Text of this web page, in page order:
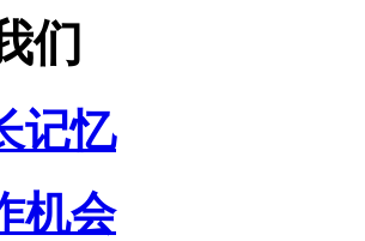
们
记忆
机会